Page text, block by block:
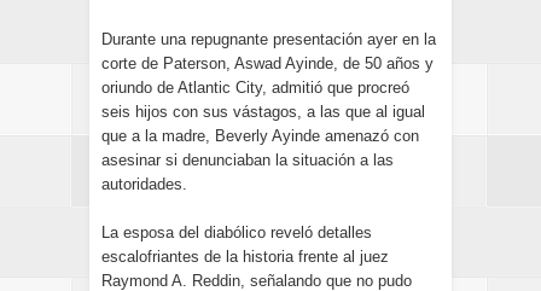
Durante una repugnante presentación ayer en la
corte de Paterson, Aswad Ayinde, de 50 años y
oriundo de Atlantic City, admitió que procreó
seis hijos con sus vástagos, a las que al igual
que a la madre, Beverly Ayinde amenazó con
asesinar si denunciaban la situación a las
autoridades.
La esposa del diabólico reveló detalles
escalofriantes de la historia frente al juez
Raymond A. Reddin, señalando que no pudo